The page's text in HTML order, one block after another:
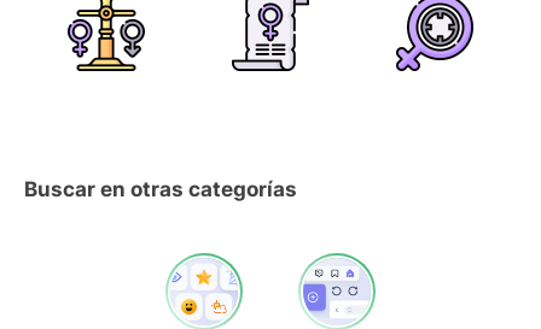
Buscar en otras categorías